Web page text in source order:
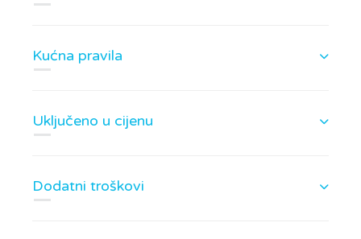
Kućna pravila
Uključeno u cijenu
Dodatni troškovi